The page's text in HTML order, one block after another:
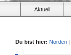
Aktuell
Du bist hier: Norden |